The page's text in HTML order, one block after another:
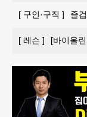
[ 구인·구직 ] 즐
[ 레슨 ] [바이올